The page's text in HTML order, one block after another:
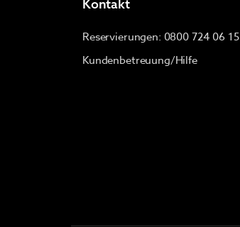
Kontakt
Reservierungen: 0800 724 06 15
Kundenbetreuung/Hilfe